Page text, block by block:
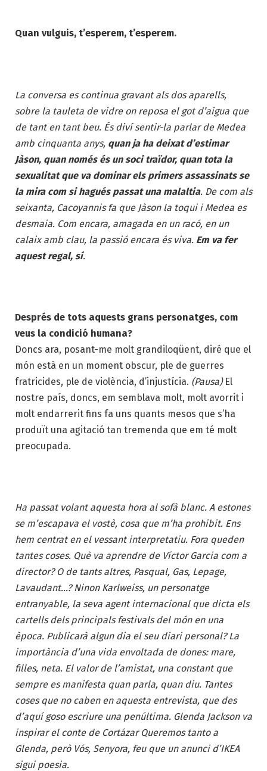
Quan vulguis, t’esperem, t’esperem.
La conversa es continua gravant als dos aparells,
sobre la tauleta de vidre on reposa el got d’aigua que
de tant en tant beu. És diví sentir-la parlar de Medea
amb cinquanta anys, quan ja ha deixat d’estimar
Jàson, quan només és un soci traïdor, quan tota la
sexualitat que va dominar els primers assassinats se
la mira com si hagués passat una malaltia. De com als
seixanta, Cacoyannis fa que Jàson la toqui i Medea es
desmaia. Com encara, amagada en un racó, en un
calaix amb clau, la passió encara és viva. Em va fer
aquest regal, sí.
Després de tots aquests grans personatges, com
veus la condició humana?
Doncs ara, posant-me molt grandiloqüent, diré que el
món està en un moment obscur, ple de guerres
fratricides, ple de violència, d’injustícia. (Pausa)El
nostre país, doncs, em semblava molt, molt avorrit i
molt endarrerit fins fa uns quants mesos que s’ha
produït una agitació tan tremenda que em té molt
preocupada.
Ha passat volant aquesta hora al sofà blanc. A estones
se m’escapava el vostè, cosa que m’ha prohibit. Ens
hem centrat en el vessant interpretatiu. Fora queden
tantes coses. Què va aprendre de Víctor Garcia com a
director? O de tants altres, Pasqual, Gas, Lepage,
Lavaudant…? Ninon Karlweiss, un personatge
entranyable, la seva agent internacional que dicta els
cartells dels principals festivals del món en una
època. Publicarà algun dia el seu diari personal? La
importància d’una vida envoltada de dones: mare,
filles, neta. El valor de l’amistat, una constant que
sempre es manifesta quan parla, quan diu. Tantes
coses que no caben en aquesta entrevista, que des
d’aquí goso escriure una penúltima. Glenda Jackson va
inspirar el conte de Cortázar Queremos tanto a
Glenda, però Vós, Senyora, feu que un anunci d’IKEA
sigui poesia.